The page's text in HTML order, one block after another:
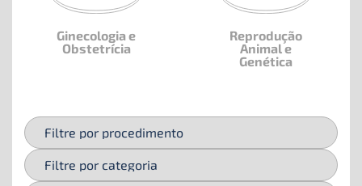
Ginecologia e
Obstetrícia
Reprodução
Animal e
Genética